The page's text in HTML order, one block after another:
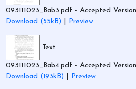
093111023_Bab3.pdf - Accepted Version
Download (55kB)
Preview
Text
093111023_Bab4.pdf - Accepted Version
Download (193kB)
Preview